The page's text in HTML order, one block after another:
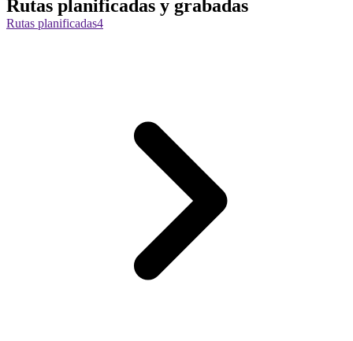
Rutas planificadas y grabadas
Rutas planificadas4